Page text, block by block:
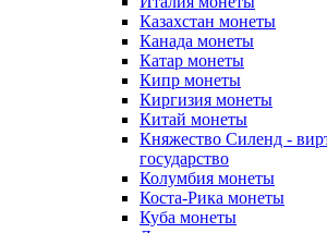
Казахстан монеты
Канада монеты
Катар монеты
Кипр монеты
Киргизия монеты
Китай монеты
Княжество Силенд -
государство
Колумбия монеты
Коста-Рика монеты
Куба монеты